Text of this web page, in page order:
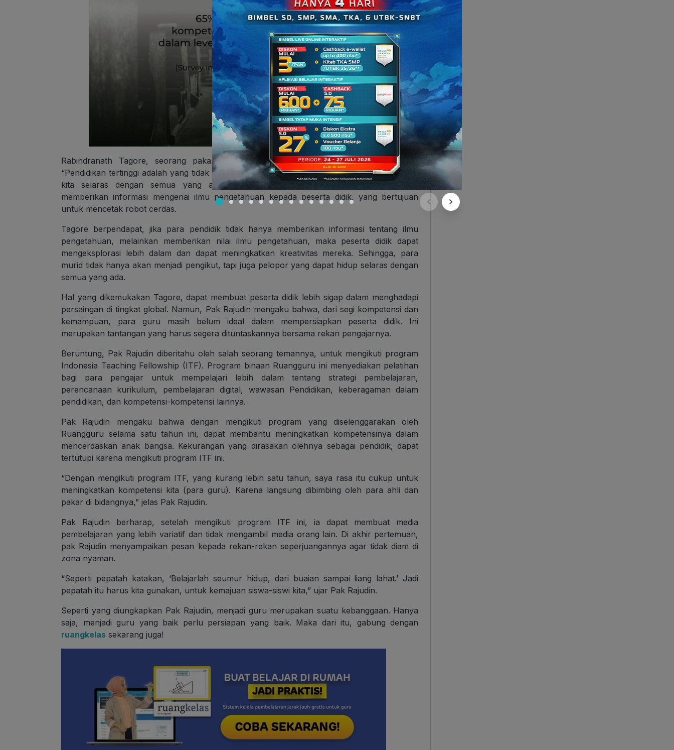
Rabindranath Tagore, seorang pakar dalam pendidikan pernah menyebutkan bahwa,
“Pendidikan tertinggi adalah yang tidak sekedar memberi kita informasi tetapi membuat hidup
kita selaras dengan semua yang ada.” Menurutnya, banyak sekolah formal hanya
memberikan informasi mengenai ilmu pengetahuan kepada peserta didik, yang bertujuan
untuk mencetak robot cerdas.
Tagore berpendapat, jika para pendidik tidak hanya memberikan informasi tentang ilmu
pengetahuan, melainkan memberikan nilai ilmu pengetahuan, maka peserta didik dapat
mengeksplorasi lebih dalam dan dapat meningkatkan kreativitas mereka. Sehingga, para
murid tidak hanya akan menjadi pengikut, tapi juga pelopor yang dapat hidup selaras dengan
semua yang ada.
Hal yang dikemukakan Tagore, dapat membuat peserta didik lebih sigap dalam menghadapi
persaingan di tingkat global. Namun, Pak Rajudin mengaku bahwa, dari segi kompetensi dan
kemampuan, para guru masih belum ideal dalam mempersiapkan peserta didik. Ini
merupakan tantangan yang harus segera dituntaskannya bersama rekan pengajarnya.
Beruntung, Pak Rajudin diberitahu oleh salah seorang temannya, untuk mengikuti program
Indonesia Teaching Fellowship (ITF). Program binaan Ruangguru ini menyediakan pelatihan
bagi para pengajar untuk mempelajari lebih dalam tentang strategi pembelajaran,
perencanaan kurikulum, pembelajaran digital, wawasan Pendidikan, keberagaman dalam
pendidikan, dan kompetensi-kompetensi lainnya.
Pak Rajudin mengaku bahwa dengan mengikuti program yang diselenggarakan oleh
Ruangguru selama satu tahun ini, dapat membantu meningkatkan kompetensinya dalam
mencerdaskan anak bangsa. Kekurangan yang dirasakan olehnya sebagai pendidik, dapat
tertutupi karena mengikuti program ITF ini.
“Dengan mengikuti program ITF, yang kurang lebih satu tahun, saya rasa itu cukup untuk
meningkatkan kompetensi kita (para guru). Karena langsung dibimbing oleh para ahli dan
pakar di bidangnya,” jelas Pak Rajudin.
Pak Rajudin berharap, setelah mengikuti program ITF ini, ia dapat membuat media
pembelajaran yang lebih variatif dan tidak mengambil media orang lain. Di akhir pertemuan,
pak Rajudin menyampaikan pesan kepada rekan-rekan seperjuangannya agar tidak diam di
zona nyaman.
“Seperti pepatah katakan, ‘Belajarlah seumur hidup, dari buaian sampai liang lahat.’ Jadi
pepatah itu harus kita gunakan, untuk kemajuan siswa-siswi kita,” ujar Pak Rajudin.
Seperti yang diungkapkan Pak Rajudin, menjadi guru merupakan suatu kebanggaan. Hanya
saja, menjadi guru yang baik perlu persiapan yang baik. Maka dari itu, gabung dengan
ruangkelas sekarang juga!